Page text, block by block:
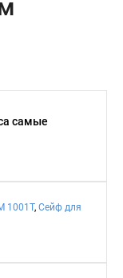
самые
1001Т, Сейф для